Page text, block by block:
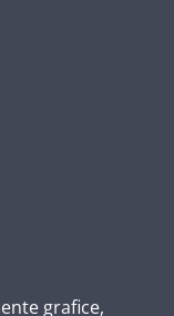
grafice,